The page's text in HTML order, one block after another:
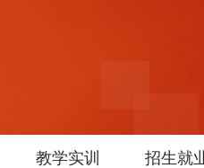
教学实训 招生就